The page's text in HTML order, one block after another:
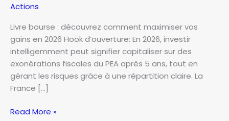
Actions
Livre bourse : découvrez comment maximiser vos
gains en 2026 Hook d’ouverture: En 2026, investir
intelligemment peut signifier capitaliser sur des
exonérations fiscales du PEA après 5 ans, tout en
gérant les risques grâce à une répartition claire. La
France […]
Livre
Read More »